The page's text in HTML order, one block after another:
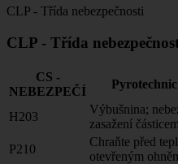
CLP - Třída nebezpečnosti
CLP - Třída
CS -
NEBEZPEČÍ
H203
Výbušnina;
zasažení
P210
Chraňte před
otevřeným